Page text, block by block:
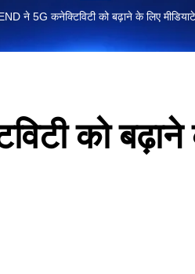
ने 5G कनेक्टिविटी को बढ़ाने के लिए
को